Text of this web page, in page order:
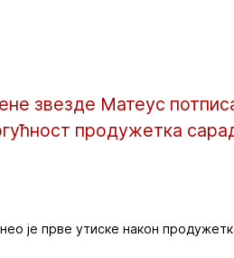
звезде Матеус
продужетка
је прве утиске након